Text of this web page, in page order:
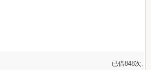
已借848次.